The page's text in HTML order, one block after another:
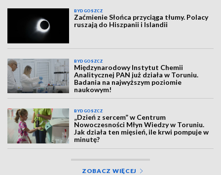
BYDGOSZCZ
Zaćmienie Słońca przyciąga tłumy. Polacy
ruszają do Hiszpanii i Islandii
BYDGOSZCZ
Międzynarodowy Instytut Chemii
Analitycznej PAN już działa w Toruniu.
Badania na najwyższym poziomie
naukowym!
BYDGOSZCZ
„Dzień z sercem” w Centrum
Nowoczesności Młyn Wiedzy w Toruniu.
Jak działa ten mięsień, ile krwi pompuje w
minutę?
ZOBACZ WIĘCEJ